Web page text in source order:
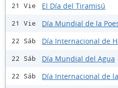
21 Vie El Día del Tiramisú
21 Vie Día Mundial de la
22 Sáb Día Internacional de
22 Sáb Día Mundial del Agua
22 Sáb Día Internacional de